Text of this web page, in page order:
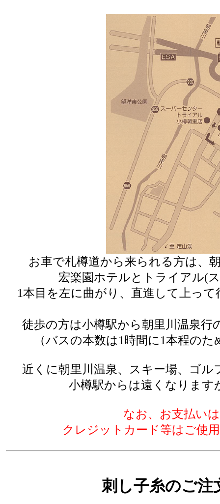
お車で札樽道から来られる方は、
宏楽園ホテルとトライアル(
1本目を左に曲がり、直進して上っ
徒歩の方は小樽駅から朝里川温泉
（バスの本数は1時間に1本程の
近くに朝里川温泉、スキー場、ゴ
小樽駅からは遠くなります
なお、お支払い
クレジットカード等はご使
刺し子糸のご注